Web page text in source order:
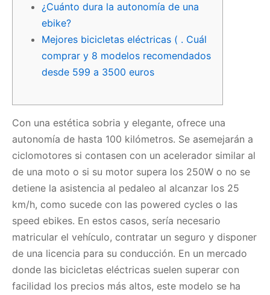
¿Cuánto dura la autonomía de una
ebike?
Mejores bicicletas eléctricas ( . Cuál
comprar y 8 modelos recomendados
desde 599 a 3500 euros
Con una estética sobria y elegante, ofrece una
autonomía de hasta 100 kilómetros. Se asemejarán a
ciclomotores si contasen con un acelerador similar al
de una moto o si su motor supera los 250W o no se
detiene la asistencia al pedaleo al alcanzar los 25
km/h, como sucede con las powered cycles o las
speed ebikes. En estos casos, sería necesario
matricular el vehículo, contratar un seguro y disponer
de una licencia para su conducción. En un mercado
donde las bicicletas eléctricas suelen superar con
facilidad los precios más altos, este modelo se ha